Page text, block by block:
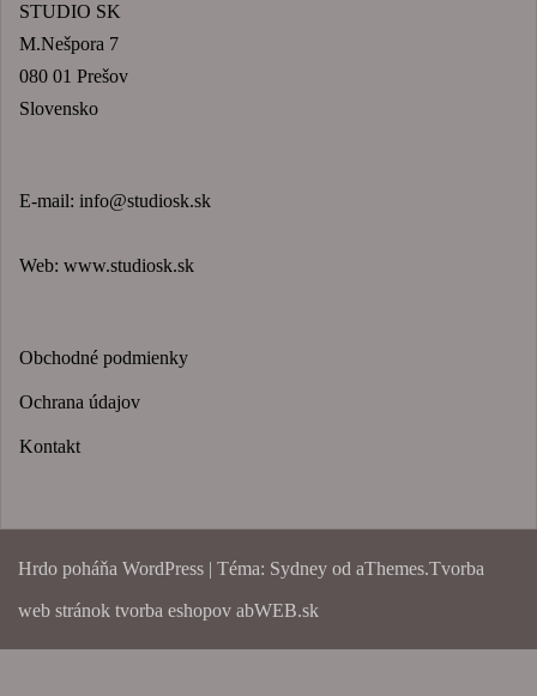
STUDIO SK
M.Nešpora 7
080 01 Prešov
Slovensko
E-mail: info@studiosk.sk
Web: www.studiosk.sk
Obchodné podmienky
Ochrana údajov
Kontakt
Hrdo poháňa WordPress | Téma: Sydney od aThemes.Tvorba
web stránok tvorba eshopov abWEB.sk